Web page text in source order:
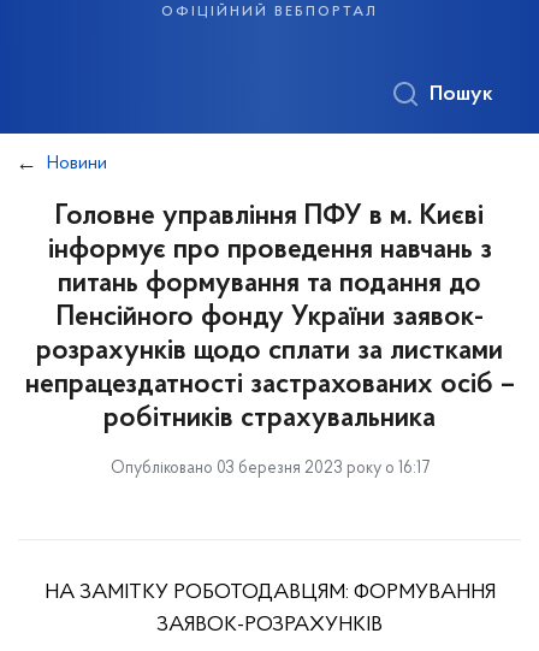
офіційний вебпортал
Пошук
Новини
Головне управління ПФУ в м. Києві
інформує про проведення навчань з
питань формування та подання до
Пенсійного фонду України заявок-
розрахунків щодо сплати за листками
непрацездатності застрахованих осіб –
робітників страхувальника
Опубліковано 03 березня 2023 року о 16:17
НА ЗАМІТКУ РОБОТОДАВЦЯМ: ФОРМУВАННЯ
ЗАЯВОК-РОЗРАХУНКІВ